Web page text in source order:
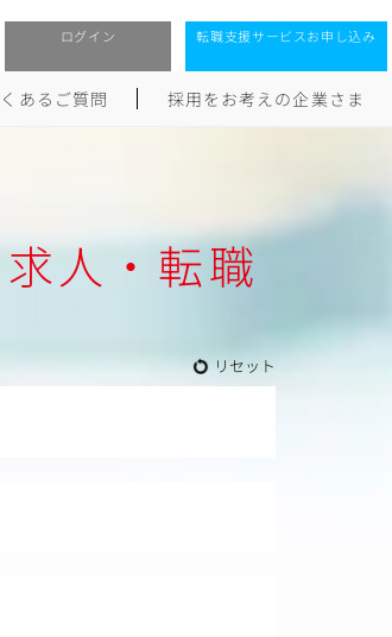
ログイン 転職支援サービスお申し込み
あるご質問 採用をお考えの企業さま
人・転職
リセット